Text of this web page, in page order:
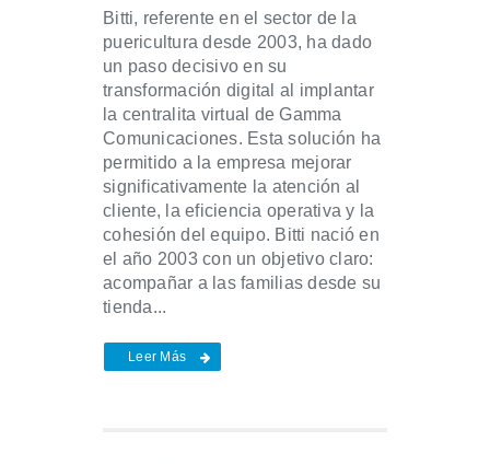
Bitti, referente en el sector de la
puericultura desde 2003, ha dado
un paso decisivo en su
transformación digital al implantar
la centralita virtual de Gamma
Comunicaciones. Esta solución ha
permitido a la empresa mejorar
significativamente la atención al
cliente, la eficiencia operativa y la
cohesión del equipo. Bitti nació en
el año 2003 con un objetivo claro:
acompañar a las familias desde su
tienda...
Leer Más